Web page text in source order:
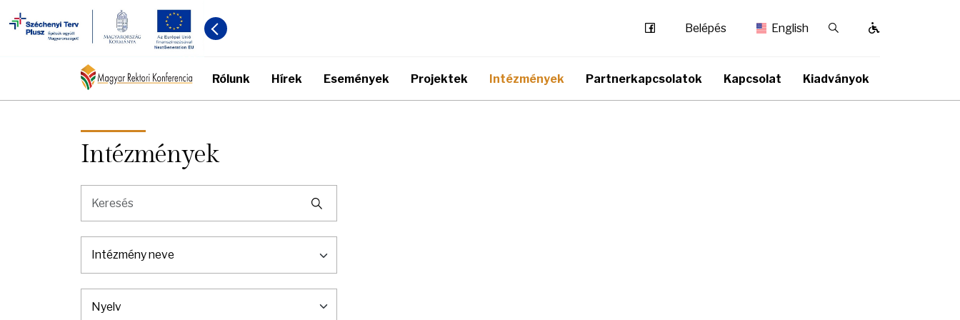
FacebookBelépés English Kereső / Bezárás
Rólunk Hírek Események Projektek Intézmények Partnerkapcsolatok Kapcsolat Kiadványok
Intézmények
Keresés